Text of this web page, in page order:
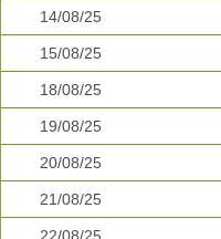
14/08/25
15/08/25
18/08/25
19/08/25
20/08/25
21/08/25